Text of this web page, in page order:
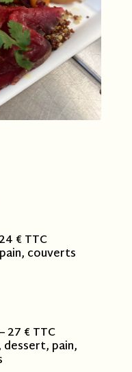
€ TTC
couverts
27 € TTC
pain,